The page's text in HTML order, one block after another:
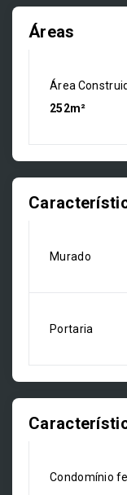
Áreas
Área
252m²
Murado
Portaria
Condomínio